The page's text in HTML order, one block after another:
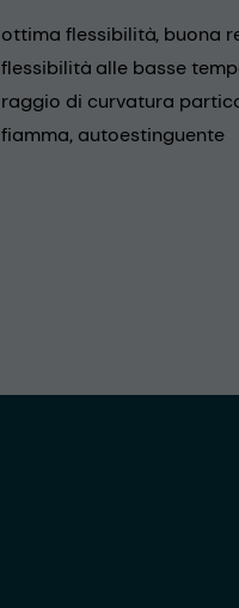
ottima flessibilità, buona
flessibilità alle basse
raggio di curvatura
fiamma, autoestinguente